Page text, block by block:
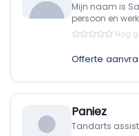
Mijn naam is
persoon en
Nog
Offerte
Paniez
Tandarts